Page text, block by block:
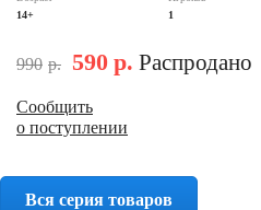
14+
1
990 р. 590 р. Распродано
Сообщить
о поступлении
Вся серия товаров